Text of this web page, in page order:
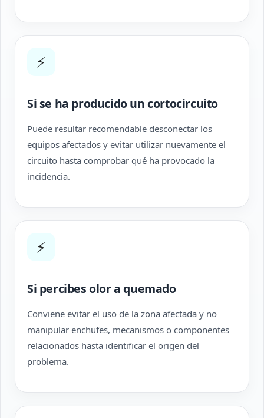
⚡
Si se ha producido un cortocircuito
Puede resultar recomendable desconectar los
equipos afectados y evitar utilizar nuevamente el
circuito hasta comprobar qué ha provocado la
incidencia.
⚡
Si percibes olor a quemado
Conviene evitar el uso de la zona afectada y no
manipular enchufes, mecanismos o componentes
relacionados hasta identificar el origen del
problema.